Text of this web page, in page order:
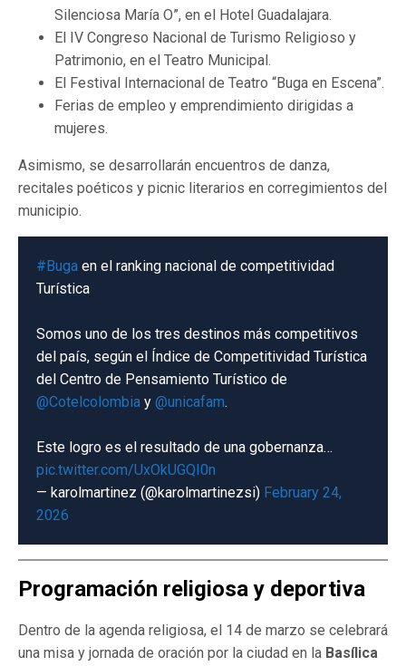
Silenciosa María O”, en el Hotel Guadalajara.
El IV Congreso Nacional de Turismo Religioso y
Patrimonio, en el Teatro Municipal.
El Festival Internacional de Teatro “Buga en Escena”.
Ferias de empleo y emprendimiento dirigidas a
mujeres.
Asimismo, se desarrollarán encuentros de danza,
recitales poéticos y picnic literarios en corregimientos del
municipio.
#Buga en el ranking nacional de competitividad
Turística
Somos uno de los tres destinos más competitivos
del país, según el Índice de Competitividad Turística
del Centro de Pensamiento Turístico de
@Cotelcolombia y @unicafam.
Este logro es el resultado de una gobernanza…
pic.twitter.com/UxOkUGQI0n
— karolmartinez (@karolmartinezsi) February 24,
2026
Programación religiosa y deportiva
Dentro de la agenda religiosa, el 14 de marzo se celebrará
una misa y jornada de oración por la ciudad en la Basílica